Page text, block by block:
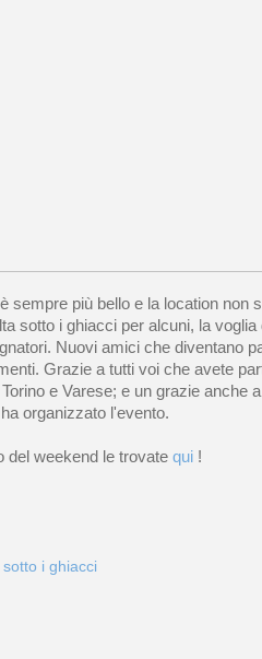
sempre più bello e la location non
sotto i ghiacci per alcuni, la voglia
Nuovi amici che diventano
Grazie a tutti voi che avete
e Varese; e un grazie anche
organizzato l'evento.
del weekend le trovate qui !
i ghiacci